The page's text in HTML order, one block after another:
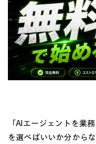
イベント・セミナー情報
コラム一覧
「AIエージェントを業
を選べばいいか分から